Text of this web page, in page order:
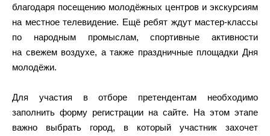
благодаря посещению молодёжных центров и экскурсиям
на местное телевидение. Ещё ребят ждут мастер-классы
по народным промыслам, спортивные активности
на свежем воздухе, а также праздничные площадки Дня
молодёжи.
Для участия в отборе претендентам необходимо
заполнить форму регистрации на сайте. На этом этапе
важно выбрать город, в который участник захочет